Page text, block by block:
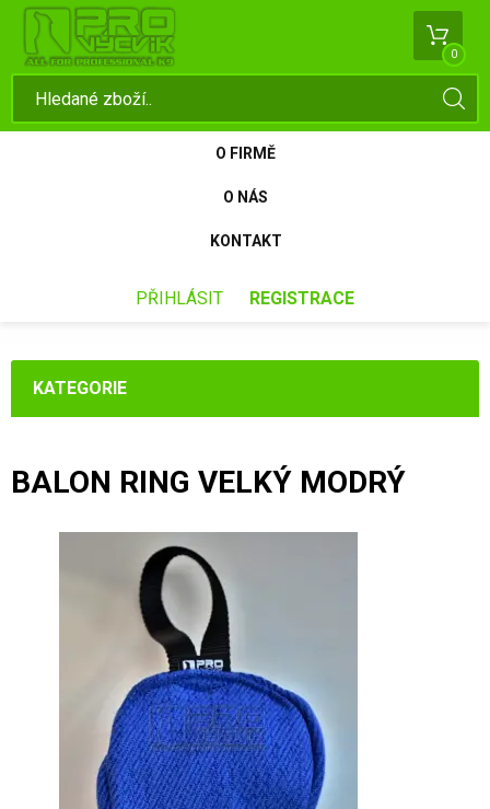
0
O FIRMĚ
O NÁS
KONTAKT
PŘIHLÁSIT REGISTRACE
KATEGORIE
BALON RING VELKÝ MODRÝ